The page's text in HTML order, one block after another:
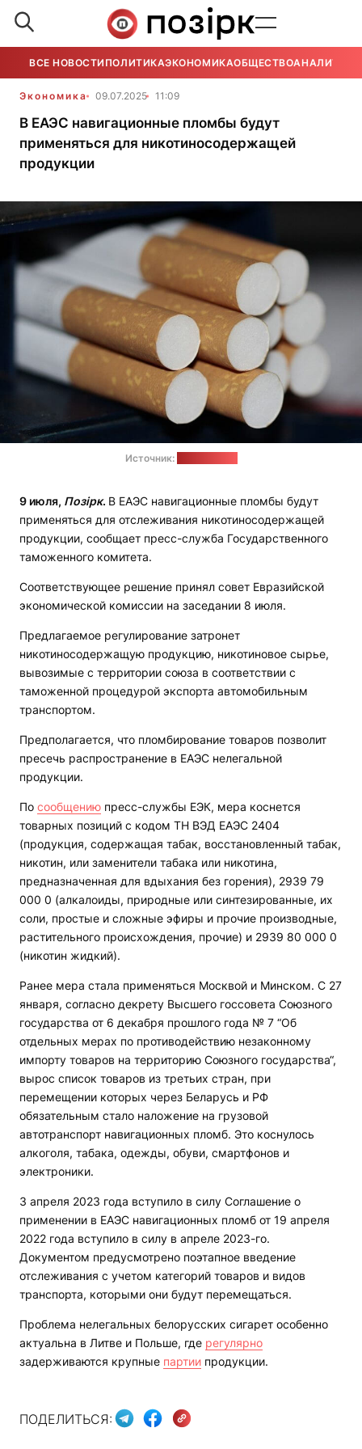
ВСЕ НОВОСТИ ПОЛИТИКАЭКОНОМИКАОБЩЕСТВОАНАЛИТИКА
Экономика 09.07.2025 11:09
В ЕАЭС навигационные пломбы будут
применяться для никотиносодержащей
продукции
Источник:
9 июля, Позірк. В ЕАЭС навигационные пломбы будут
применяться для отслеживания никотиносодержащей
продукции, сообщает пресс-служба Государственного
таможенного комитета.
Соответствующее решение принял совет Евразийской
экономической комиссии на заседании 8 июля.
Предлагаемое регулирование затронет
никотиносодержащую продукцию, никотиновое сырье,
вывозимые с территории союза в соответствии с
таможенной процедурой экспорта автомобильным
транспортом.
Предполагается, что пломбирование товаров позволит
пресечь распространение в ЕАЭС нелегальной
продукции.
По сообщению пресс-службы ЕЭК, мера коснется
товарных позиций с кодом ТН ВЭД ЕАЭС 2404
(продукция, содержащая табак, восстановленный табак,
никотин, или заменители табака или никотина,
предназначенная для вдыхания без горения), 2939 79
000 0 (алкалоиды, природные или синтезированные, их
соли, простые и сложные эфиры и прочие производные,
растительного происхождения, прочие) и 2939 80 000 0
(никотин жидкий).
Ранее мера стала применяться Москвой и Минском. С 27
января, согласно декрету Высшего госсовета Союзного
государства от 6 декабря прошлого года № 7 “Об
отдельных мерах по противодействию незаконному
импорту товаров на территорию Союзного государства“,
вырос список товаров из третьих стран, при
перемещении которых через Беларусь и РФ
обязательным стало наложение на грузовой
автотранспорт навигационных пломб. Это коснулось
алкоголя, табака, одежды, обуви, смартфонов и
электроники.
3 апреля 2023 года вступило в силу Соглашение о
применении в ЕАЭС навигационных пломб от 19 апреля
2022 года вступило в силу в апреле 2023-го.
Документом предусмотрено поэтапное введение
отслеживания с учетом категорий товаров и видов
транспорта, которыми они будут перемещаться.
Проблема нелегальных белорусских сигарет особенно
актуальна в Литве и Польше, где регулярно
задерживаются крупные партии продукции.
ПОДЕЛИТЬСЯ: